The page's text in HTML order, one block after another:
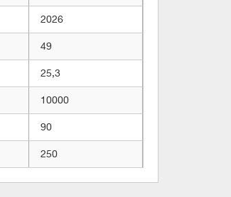
2026
49
25,3
10000
90
250